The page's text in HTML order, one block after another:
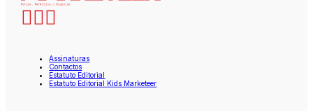
Assinaturas
Contactos
Estatuto Editorial
Estatuto Editorial Kids Marketeer